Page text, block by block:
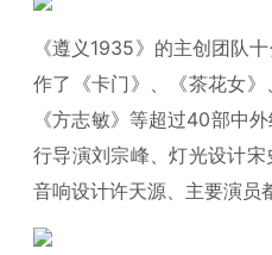
《遵义1935》的主创团队
作了《卡门》、《茶花女》
《方志敏》等超过40部中
行导演刘宗峰、灯光设计宋
音响设计许天源、主要演员